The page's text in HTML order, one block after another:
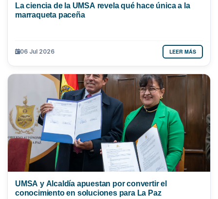
La ciencia de la UMSA revela qué hace única a la
marraqueta paceña
06 Jul 2026 LEER MÁS
UMSA y Alcaldía apuestan por convertir el
conocimiento en soluciones para La Paz